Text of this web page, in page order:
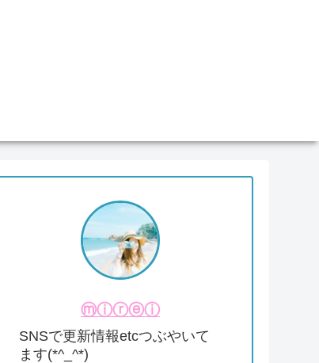
ⓜⓘⓡⓔⓘ
SNSで更新情報etcつぶやいて
ます(*^_^*)